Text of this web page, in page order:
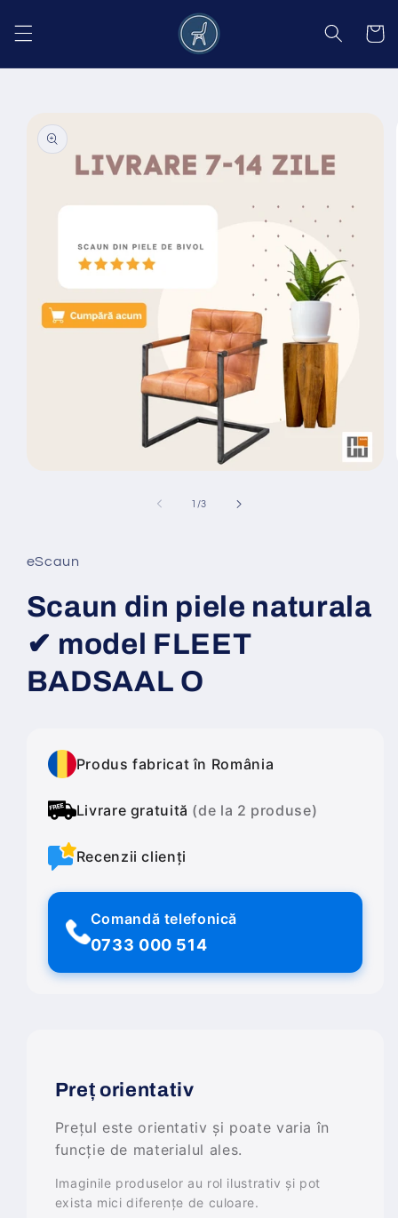
conținut
Coș
informațiile
despre
produs
fereastră
modală
1 /din
3
eScaun
Scaun din piele naturala
✔ model FLEET
BADSAAL O
Produs fabricat în România
Livrare gratuită (de la 2 produse)
Recenzii clienți
Comandă telefonică
0733 000 514
Preț orientativ
Prețul este orientativ și poate varia în
funcție de materialul ales.
Imaginile produselor au rol ilustrativ și pot
exista mici diferențe de culoare.